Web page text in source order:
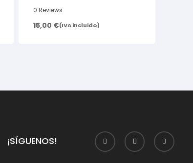
0 Reviews
15,00 €(IVA incluido)
¡SÍGUENOS!